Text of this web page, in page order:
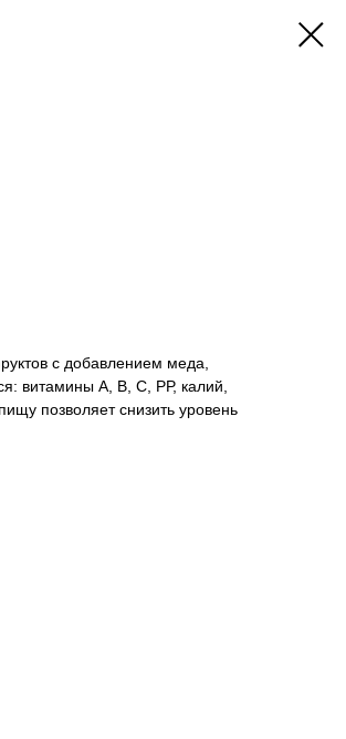
с добавлением меда,
витамины А, В, С, РР, калий,
позволяет снизить уровень